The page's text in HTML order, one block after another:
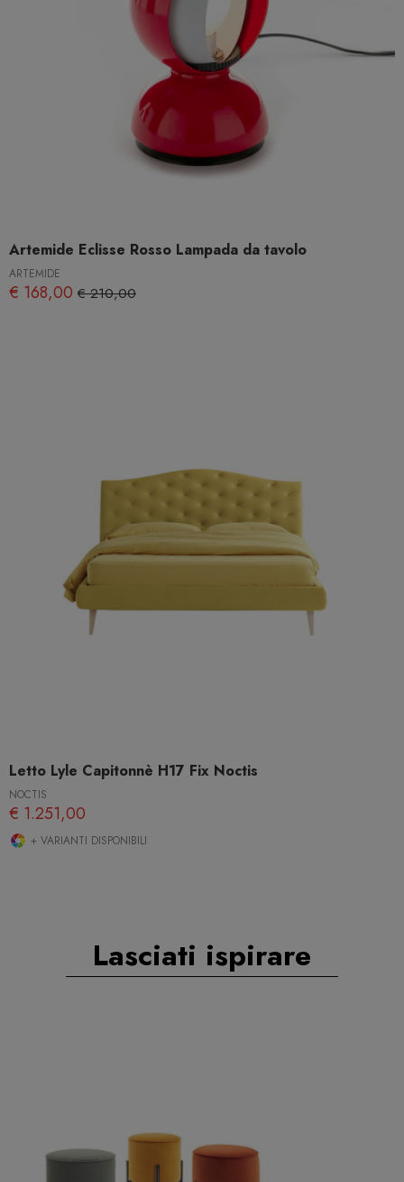
Artemide Eclisse Rosso Lampada da tavolo
ARTEMIDE
€ 168,00 € 210,00
Letto Lyle Capitonnè H17 Fix Noctis
NOCTIS
€ 1.251,00
+ VARIANTI DISPONIBILI
Lasciati ispirare